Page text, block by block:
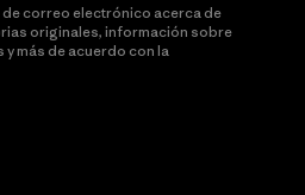
de correo electrónico acerca de
originales, información sobre
más de acuerdo con la